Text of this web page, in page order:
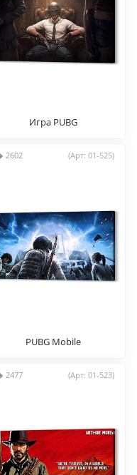
Игра PUBG
2602 (Арт: 01-525)
PUBG Mobile
2477 (Арт: 01-523)